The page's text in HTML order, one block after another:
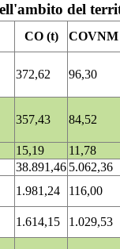
del
CO (t)
COVNM
372,62 96,30
357,43 84,52
15,19
11,78
38.891,46 5.062,36
1.981,24
116,00
1.614,15
1.029,53